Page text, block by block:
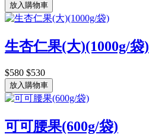
放入購物車
生杏仁果(大)(1000g/袋)
$580 $530
放入購物車
可可腰果(600g/袋)